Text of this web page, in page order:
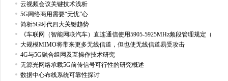
云视频会议关键技术浅析
5G网络商用需要“无忧”心
简析5G时代四大关键趋势
《车联网（智能网联汽车）直连通信使用5905-5925MHz频段管理规定（
大规模MIMO将带来更多无线信道，但也使无线信道易受攻击
4G与5G融合组网及互操作技术研究
无源光网络承载5G前传信号可行性的研究概述
数据中心布线系统可靠性探讨